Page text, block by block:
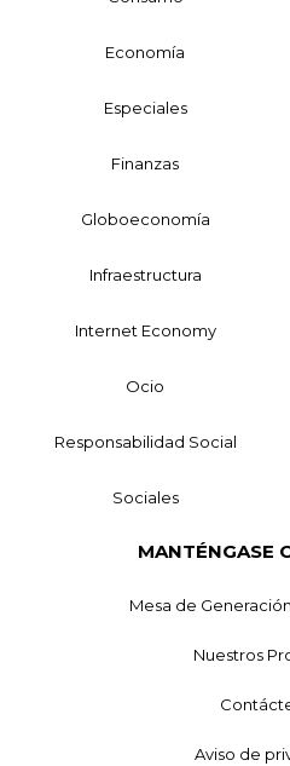
Economía
Especiales
Finanzas
Globoeconomía
Infraestructura
Internet Economy
Ocio
Responsabilidad Social
Sociales
MANTÉNGASE
Mesa de
Nuestros
Aviso de